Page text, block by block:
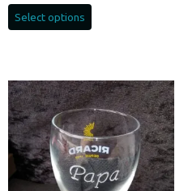
Select options